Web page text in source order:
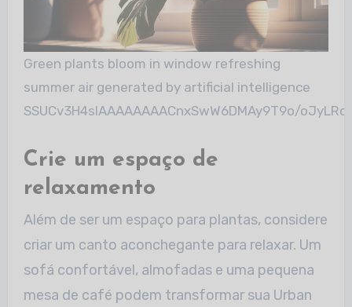
Green plants bloom in window refreshing
summer air generated by artificial intelligence
SSUCv3H4sIAAAAAAAACnxSwW6DMAy9T9o/
Crie um espaço de
relaxamento
Além de ser um espaço para plantas, considere
criar um canto aconchegante para relaxar. Um
sofá confortável, almofadas e uma pequena
mesa de café podem transformar sua Urban